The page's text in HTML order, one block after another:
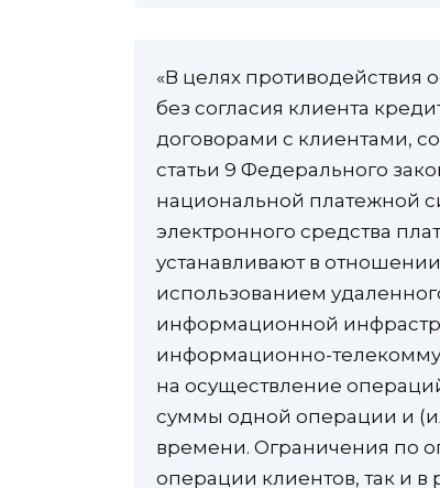
«В целях
без согласия клиента
договорами с клиентами,
статьи 9 Федерального
национальной платежной
электронного средства
устанавливают в
использованием
информационной
информационно-
на осуществление
суммы одной операции и
времени. Ограничения по
операции клиентов, так и в